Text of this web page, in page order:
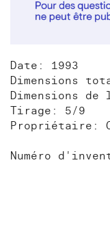
Date: 1993
Dimensions
Dimensions
Tirage: 5/9
Propriétaire:
Numéro